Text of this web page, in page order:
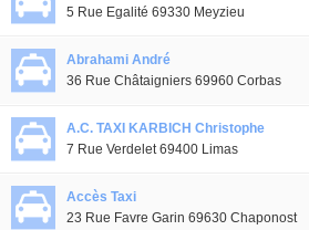
5 Rue Egalité 69330 Meyzieu
Abrahami André
36 Rue Châtaigniers 69960 Corbas
A.C. TAXI KARBICH Christophe
7 Rue Verdelet 69400 Limas
Accès Taxi
23 Rue Favre Garin 69630 Chaponost